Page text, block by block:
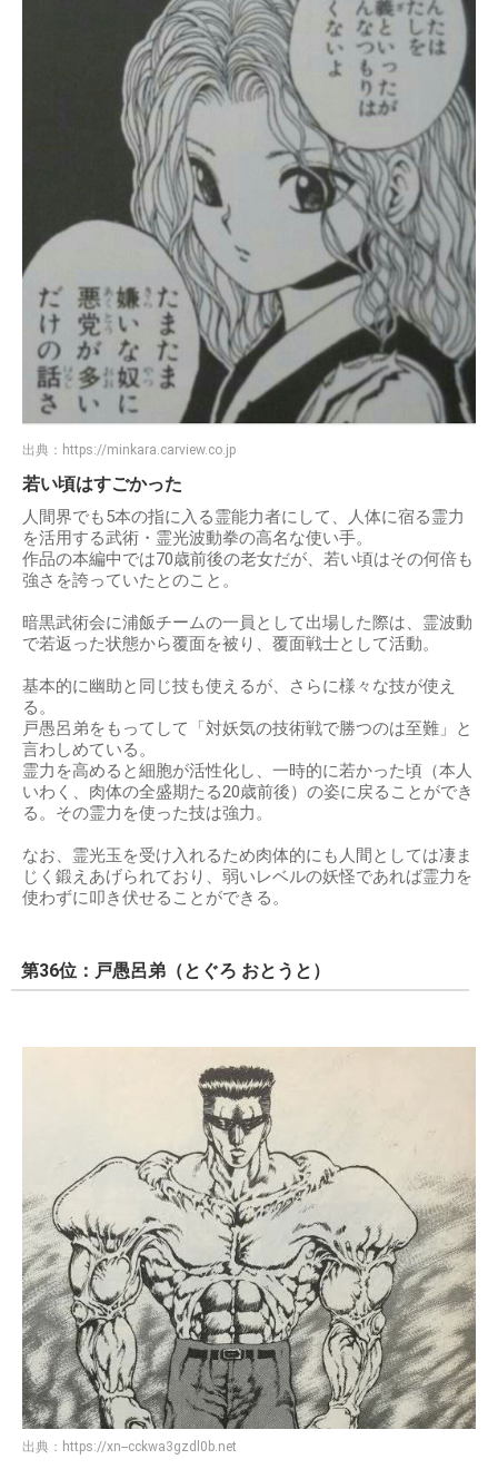
出典： https://minkara.carview.co.jp
若い頃はすごかった
人間界でも5本の指に入る霊能力者にして、人体に宿る霊力
を活用する武術・霊光波動拳の高名な使い手。
作品の本編中では70歳前後の老女だが、若い頃はその何倍も
強さを誇っていたとのこと。
暗黒武術会に浦飯チームの一員として出場した際は、霊波動
で若返った状態から覆面を被り、覆面戦士として活動。
基本的に幽助と同じ技も使えるが、さらに様々な技が使え
る。
戸愚呂弟をもってして「対妖気の技術戦で勝つのは至難」と
言わしめている。
霊力を高めると細胞が活性化し、一時的に若かった頃（本人
いわく、肉体の全盛期たる20歳前後）の姿に戻ることができ
る。その霊力を使った技は強力。
なお、霊光玉を受け入れるため肉体的にも人間としては凄ま
じく鍛えあげられており、弱いレベルの妖怪であれば霊力を
使わずに叩き伏せることができる。
第36位：戸愚呂弟（とぐろ おとうと）
出典： https://xn--cckwa3gzdl0b.net